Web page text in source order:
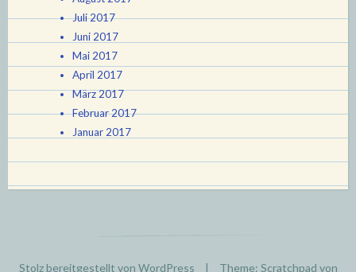
Juli 2017
Juni 2017
Mai 2017
April 2017
März 2017
Februar 2017
Januar 2017
Stolz bereitgestellt von WordPress | Theme: Scratchpad von